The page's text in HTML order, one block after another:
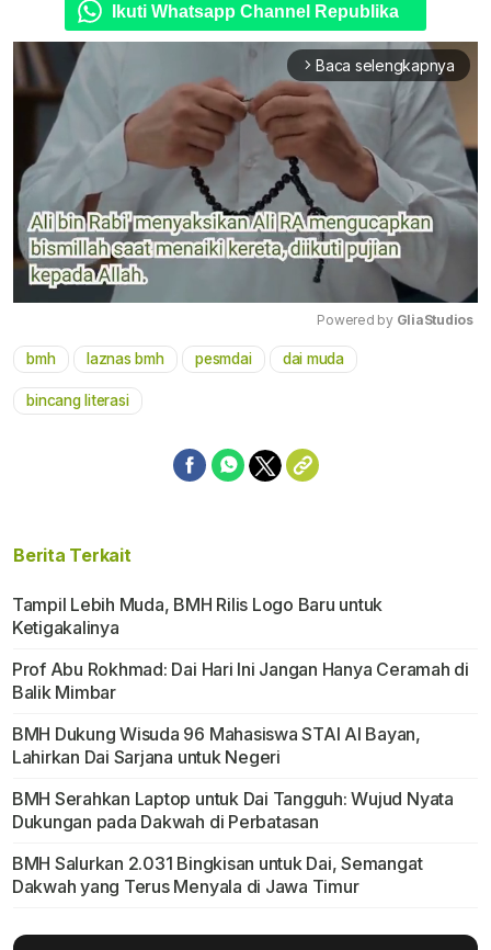
Ikuti Whatsapp Channel Republika
arrow_forward_ios Baca selengkapnya
Powered by GliaStudios
bmh laznas bmh pesmdai dai muda
bincang literasi
Berita Terkait
Tampil Lebih Muda, BMH Rilis Logo Baru untuk
Ketigakalinya
Prof Abu Rokhmad: Dai Hari Ini Jangan Hanya Ceramah di
Balik Mimbar
BMH Dukung Wisuda 96 Mahasiswa STAI Al Bayan,
Lahirkan Dai Sarjana untuk Negeri
BMH Serahkan Laptop untuk Dai Tangguh: Wujud Nyata
Dukungan pada Dakwah di Perbatasan
BMH Salurkan 2.031 Bingkisan untuk Dai, Semangat
Dakwah yang Terus Menyala di Jawa Timur